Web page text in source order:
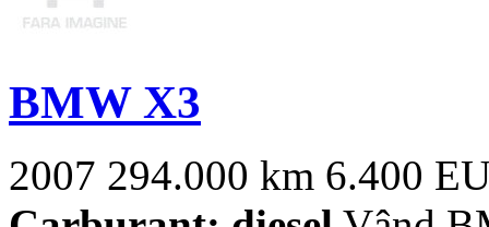
BMW X3
2007 294.000 km 6.400